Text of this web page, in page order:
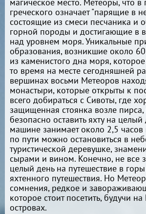
магическое место. Метеоры, что в
греческого означает "парящие в
состоящие из смеси песчаника и
горной породы и достигающие в
над уровнем моря. Уникальные
образования, возникшие около
из каменистого дна моря,
то время на месте сегодняшней
вершинах восьми Метеоров
монастыри, которые открыты к
всего добираться с Сивоты, где
защищенная стоянка возле
безопасно оставить яхту на
машине занимает около 2,5 часов
по пути можно остановиться в
туристической деревушке,
сырами и вином. Конечно, не все
целый день на путешествие в
яхтенного путешествия. Но
сомнения, редкое и
которое стоит посетить, будучи
островах.